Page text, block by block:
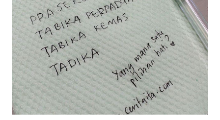
sikit...dalam perjalanan dari dalam kereta tu biasalah kan
kami memang akan pimpin anak-anak jalan sampai masuk
dalam... dan kebiasanya bagi anak 4 macam kami ni bahagi-
bahagi lah siapa nak pimpin siapa... dan biasanya aku akan
dukung adik hadi sambil pimpin kakak husna... yang abg
ngah dengan abg long terserah pada shah la pulak.. tapi
kalau ikut anak-anak semua nak ummi pimpin... ajer rebeh
ba...